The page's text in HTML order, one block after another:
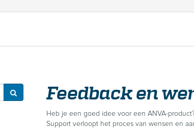
Feedback en
Heb je een goed idee voor een ANVA-
Support verloopt het proces van wensen en